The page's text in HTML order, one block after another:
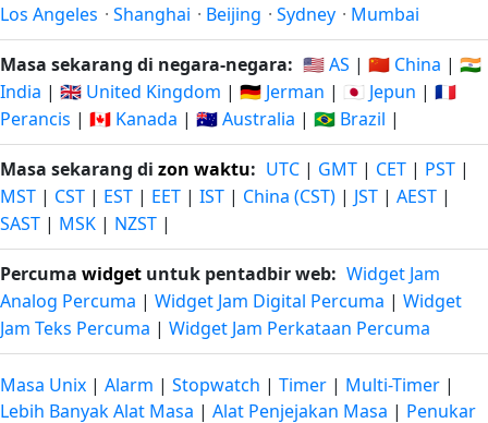
Los Angeles · Shanghai · Beijing · Sydney · Mumbai
Masa sekarang di negara-negara: 🇺🇸 AS | 🇨🇳 China | 🇮🇳
India | 🇬🇧 United Kingdom | 🇩🇪 Jerman | 🇯🇵 Jepun | 🇫🇷
Perancis | 🇨🇦 Kanada | 🇦🇺 Australia | 🇧🇷 Brazil |
Masa sekarang di zon waktu: UTC | GMT | CET | PST |
MST | CST | EST | EET | IST | China (CST) | JST | AEST |
SAST | MSK | NZST |
Percuma widget untuk pentadbir web: Widget Jam
Analog Percuma | Widget Jam Digital Percuma | Widget
Jam Teks Percuma | Widget Jam Perkataan Percuma
Masa Unix | Alarm | Stopwatch | Timer | Multi-Timer |
Lebih Banyak Alat Masa | Alat Penjejakan Masa | Penukar